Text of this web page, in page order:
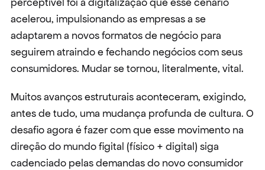
acelerou, impulsionando as empresas a se
adaptarem a novos formatos de negócio para
seguirem atraindo e fechando negócios com seus
consumidores. Mudar se tornou, literalmente, vital.
Muitos avanços estruturais aconteceram, exigindo,
antes de tudo, uma mudança profunda de cultura. O
desafio agora é fazer com que esse movimento na
direção do mundo figital (físico + digital) siga
cadenciado pelas demandas do novo consumidor